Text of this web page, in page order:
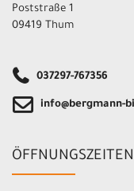
Poststraße 1
09419 Thum
037297-767356
info@bergmann-
ÖFFNUNGSZEITEN